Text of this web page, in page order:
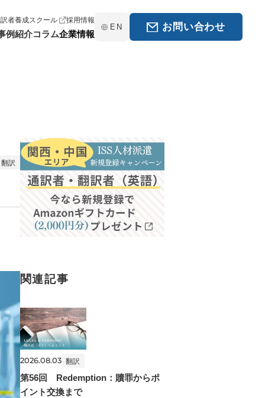
者養成スクール 採用情報
例紹介コラム企業情報
EN お問い合わせ
翻訳
関連記事
2026.08.03 翻訳
第56回 Redemption：贖罪からポ
イント交換まで